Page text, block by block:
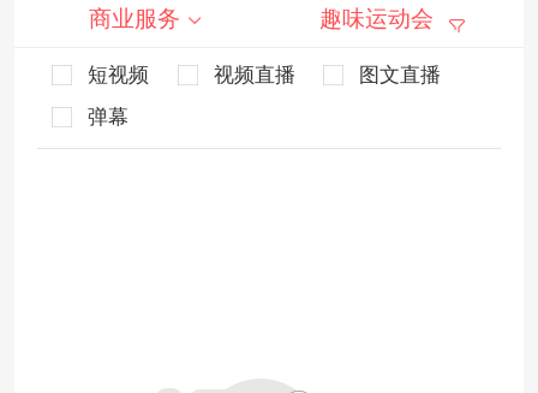
商业服务 趣味运动会
短视频 视频直播
图文直播
弹幕